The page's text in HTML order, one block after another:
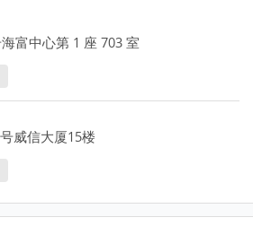
富中心第 1 座 703 室
威信大厦15楼